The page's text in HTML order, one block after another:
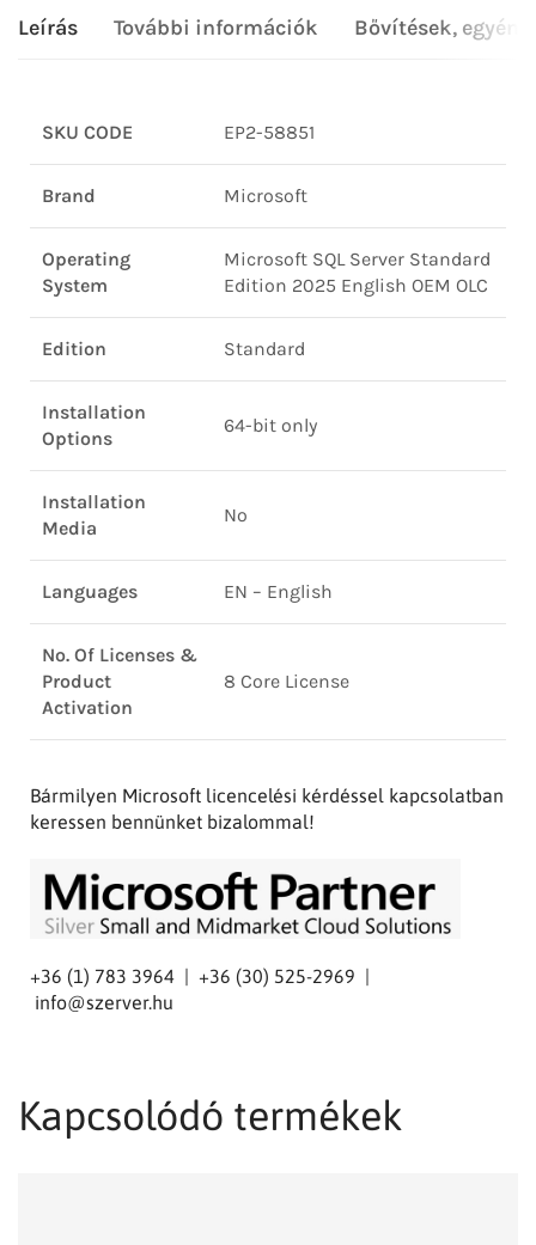
Leírás További információk Bővítések,
SKU CODE EP2-58851
Brand Microsoft
Operating
System
Microsoft SQL Server Standard
Edition 2025 English OEM OLC
Edition Standard
Installation
Options
64-bit only
Installation
Media
No
Languages EN – English
No. Of Licenses &
Product
Activation
8 Core License
Bármilyen Microsoft licencelési kérdéssel kapcsolatban
keressen bennünket bizalommal!
+36 (1) 783 3964 | +36 (30) 525-2969 |
info@szerver.hu
Kapcsolódó termékek